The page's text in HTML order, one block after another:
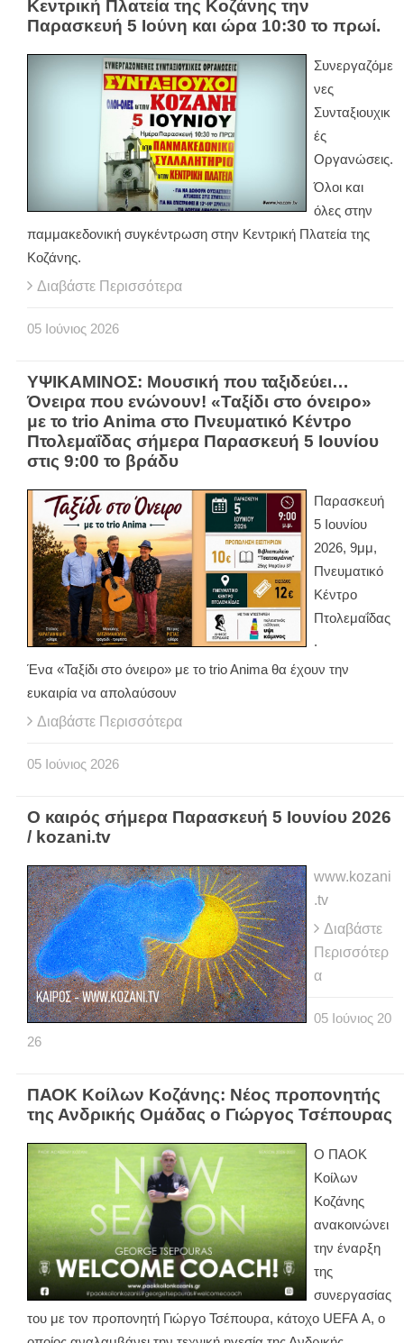
Κεντρική Πλατεία της Κοζάνης την
Παρασκευή 5 Ιούνη και ώρα 10:30 το πρωί.
Συνεργαζόμε
νες
Συνταξιουχικ
ές
Οργανώσεις.
Όλοι και
όλες στην
παμμακεδονική συγκέντρωση στην Κεντρική Πλατεία της
Κοζάνης.
Διαβάστε Περισσότερα
05 Ιούνιος 2026
ΥΨΙΚΑΜΙΝΟΣ: Μουσική που ταξιδεύει…
Όνειρα που ενώνουν! «Ταξίδι στο όνειρο»
με το trio Anima στο Πνευματικό Κέντρο
Πτολεμαΐδας σήμερα Παρασκευή 5 Ιουνίου
στις 9:00 το βράδυ
Παρασκευή
5 Ιουνίου
2026, 9μμ,
Πνευματικό
Κέντρο
Πτολεμαΐδας
.
Ένα «Ταξίδι στο όνειρο» με το trio Anima θα έχουν την
ευκαιρία να απολαύσουν
Διαβάστε Περισσότερα
05 Ιούνιος 2026
Ο καιρός σήμερα Παρασκευή 5 Ιουνίου 2026
/ kozani.tv
www.kozani
.tv
Διαβάστε
Περισσότερ
α
05 Ιούνιος 20
26
ΠΑΟΚ Κοίλων Κοζάνης: Νέος προπονητής
της Ανδρικής Ομάδας ο Γιώργος Τσέπουρας
Ο ΠΑΟΚ
Κοίλων
Κοζάνης
ανακοινώνει
την έναρξη
της
συνεργασίας
του με τον προπονητή Γιώργο Τσέπουρα, κάτοχο UEFA A, ο